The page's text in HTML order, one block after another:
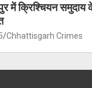
में क्रिश्चियन समुदाय
Chhattisgarh Crimes